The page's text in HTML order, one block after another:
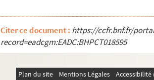
Citer ce document : https://ccfr.bnf.fr/
record=eadcgm:EADC:BHPCT018595
Plan du site Mentions Légales